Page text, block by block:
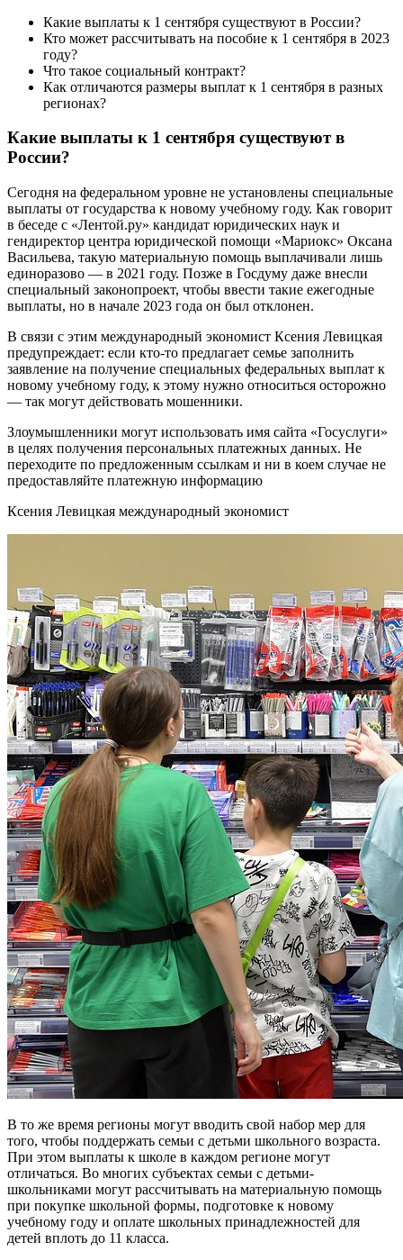
Какие выплаты к 1 сентября существуют в России?
Кто может рассчитывать на пособие к 1 сентября в 2023
году?
Что такое социальный контракт?
Как отличаются размеры выплат к 1 сентября в разных
регионах?
Какие выплаты к 1 сентября существуют в
России?
Сегодня на федеральном уровне не установлены специальные
выплаты от государства к новому учебному году. Как говорит
в беседе с «Лентой.ру» кандидат юридических наук и
гендиректор центра юридической помощи «Мариокс» Оксана
Васильева, такую материальную помощь выплачивали лишь
единоразово — в 2021 году. Позже в Госдуму даже внесли
специальный законопроект, чтобы ввести такие ежегодные
выплаты, но в начале 2023 года он был отклонен.
В связи с этим международный экономист Ксения Левицкая
предупреждает: если кто-то предлагает семье заполнить
заявление на получение специальных федеральных выплат к
новому учебному году, к этому нужно относиться осторожно
— так могут действовать мошенники.
Злоумышленники могут использовать имя сайта «Госуслуги»
в целях получения персональных платежных данных. Не
переходите по предложенным ссылкам и ни в коем случае не
предоставляйте платежную информацию
Ксения Левицкая международный экономист
В то же время регионы могут вводить свой набор мер для
того, чтобы поддержать семьи с детьми школьного возраста.
При этом выплаты к школе в каждом регионе могут
отличаться. Во многих субъектах семьи с детьми-
школьниками могут рассчитывать на материальную помощь
при покупке школьной формы, подготовке к новому
учебному году и оплате школьных принадлежностей для
детей вплоть до 11 класса.